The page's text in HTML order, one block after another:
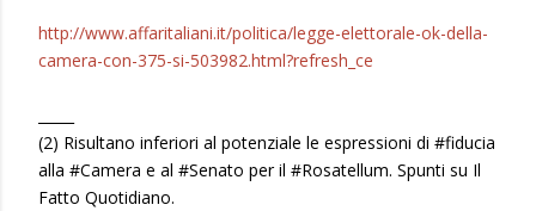
http://www.affaritaliani.it/politica/legge-elettorale-ok-della-
camera-con-375-si-503982.html?refresh_ce
(2) Risultano inferiori al potenziale le espressioni di #fiducia
alla #Camera e al #Senato per il #Rosatellum. Spunti su Il
Fatto Quotidiano.